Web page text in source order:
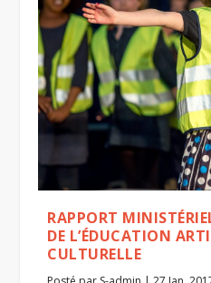
RAPPORT
DE L’ÉDUCATION
CULTURELLE